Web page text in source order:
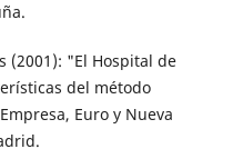
(2001): "El Hospital de
del método
Euro y Nueva